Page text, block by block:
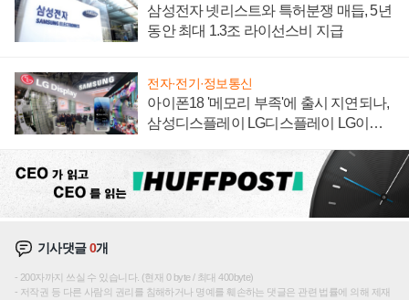
삼성전자 넷리스트와 특허분쟁 매듭, 5년
동안 최대 1.3조 라이선스비 지급
전자·전기·정보통신
아이폰18 '메모리 부족'에 출시 지연되나,
삼성디스플레이 LG디스플레이 LG이노
기사댓글0개
200자까지 쓰실 수 있습니다. (현재 0 byte / 최대 400byte)
저작권 등 다른 사람의 권리를 침해하거나 명예를 훼손하는 댓글은 관련 법률에 의해 제재